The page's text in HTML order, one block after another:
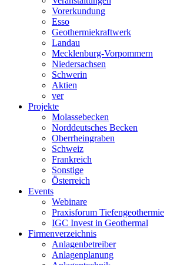
Vorerkundung
Esso
Geothermiekraftwerk
Landau
Mecklenburg-Vorpommern
Niedersachsen
Schwerin
Aktien
ver
Projekte
Molassebecken
Norddeutsches Becken
Oberrheingraben
Schweiz
Frankreich
Sonstige
Österreich
Events
Webinare
Praxisforum Tiefengeothermie
IGC Invest in Geothermal
Firmenverzeichnis
Anlagenbetreiber
Anlagenplanung